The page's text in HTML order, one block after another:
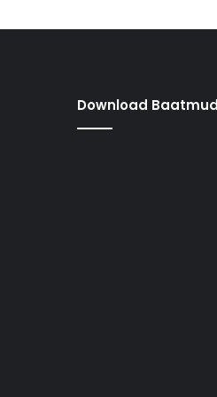
Download